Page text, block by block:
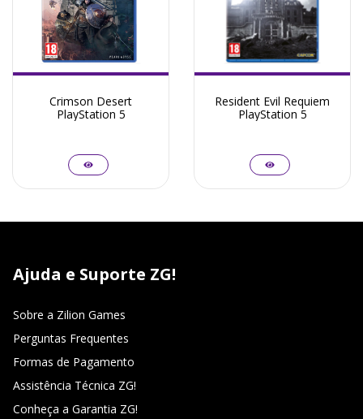
Crimson Desert
PlayStation 5
Resident Evil Requiem
PlayStation 5
Ajuda e Suporte ZG!
Sobre a Zilion Games
Perguntas Frequentes
Formas de Pagamento
Assistência Técnica ZG!
Conheça a Garantia ZG!